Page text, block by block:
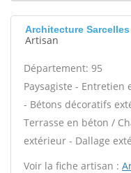
Architecture Sarcelles
Artisan
Département: 95
Paysagiste - Entretien
- Bétons décoratifs
Terrasse en béton /
extérieur - Dallage
Voir la fiche artisan :